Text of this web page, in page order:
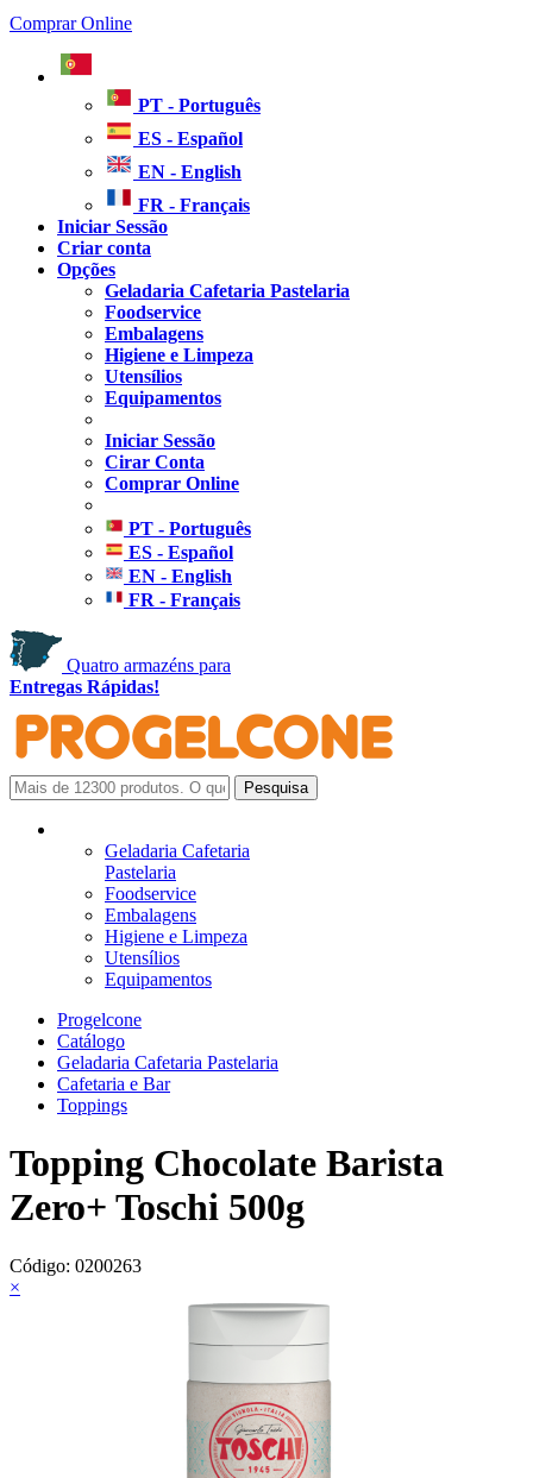
Comprar Online
PT - Português
ES - Español
EN - English
FR - Français
Iniciar Sessão
Criar conta
Opções
Geladaria Cafetaria Pastelaria
Foodservice
Embalagens
Higiene e Limpeza
Utensílios
Equipamentos
Iniciar Sessão
Cirar Conta
Comprar Online
PT - Português
ES - Español
EN - English
FR - Français
Quatro armazéns para
Entregas Rápidas!
Geladaria Cafetaria
Pastelaria
Foodservice
Embalagens
Higiene e Limpeza
Utensílios
Equipamentos
Progelcone
Catálogo
Geladaria Cafetaria Pastelaria
Cafetaria e Bar
Toppings
Topping Chocolate Barista
Zero+ Toschi 500g
Código: 0200263
×